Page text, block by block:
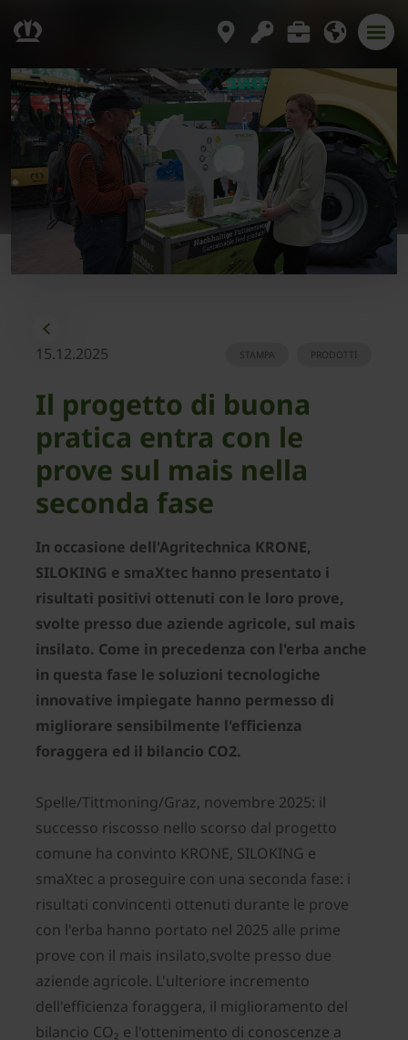
15.12.2025 PRODOTTI
STAMPA
Il progetto di buona
pratica entra con le
prove sul mais nella
seconda fase
In occasione dell'Agritechnica KRONE,
SILOKING e smaXtec hanno presentato i
risultati positivi ottenuti con le loro prove,
svolte presso due aziende agricole, sul mais
insilato. Come in precedenza con l'erba anche
in questa fase le soluzioni tecnologiche
innovative impiegate hanno permesso di
migliorare sensibilmente l'efficienza
foraggera ed il bilancio CO2.
Spelle/Tittmoning/Graz, novembre 2025: il
successo riscosso nello scorso dal progetto
comune ha convinto KRONE, SILOKING e
smaXtec a proseguire con una seconda fase: i
risultati convincenti ottenuti durante le prove
con l'erba hanno portato nel 2025 alle prime
prove con il mais insilato,svolte presso due
aziende agricole. L'ulteriore incremento
dell'efficienza foraggera, il miglioramento del
bilancio CO₂ e l'ottenimento di conoscenze a